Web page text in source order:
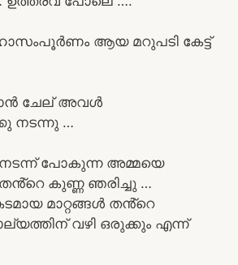
ആയ മറുപടി കേട്ട്
ചേല് അവൾ
നടന്നു …
നടന്ന് പോകുന്ന അമ്മയെ
കുണ്ണ ഞരിച്ചു …
മാറ്റങ്ങൾ തൻ്റെ
വഴി ഒരുക്കും എന്ന്